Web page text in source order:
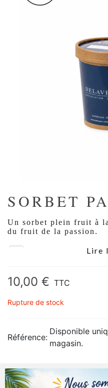
SORBET
Un sorbet plein fruit à
du fruit de la passion.
Retrait en magasin
sa livraison.
Lire
10,00 € TTC
Rupture de stock
Référence:
Disponible
magasin.
Description